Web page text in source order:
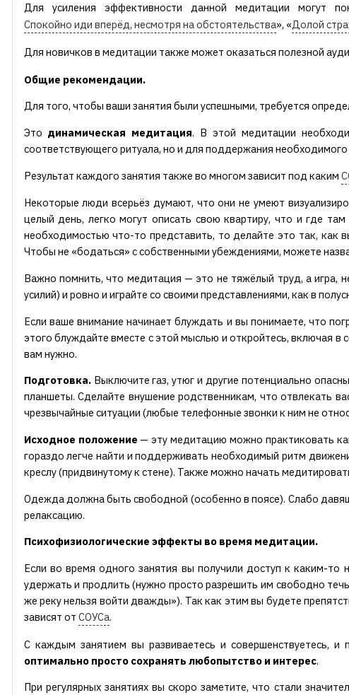
Для усиления эффективности данной медитации могут
Спокойно иди вперёд, несмотря на обстоятельства», «Долой
Для новичков в медитации также может оказаться полезной
Общие рекомендации.
Для того, чтобы ваши занятия были успешными, требуется
Это динамическая медитация. В этой медитации
соответствующего ритуала, но и для поддержания необходимого
Результат каждого занятия также во многом зависит под каким
Некоторые люди всерьёз думают, что они не умеют
целый день, легко могут описать свою квартиру, что и где
необходимостью что-то представить, то делайте это так, как
Чтобы не «бодаться» с собственными убеждениями, можете
Важно помнить, что медитация — это не тяжёлый труд, а игра,
усилий) и ровно и играйте со своими представлениями, как в
Если ваше внимание начинает блуждать и вы понимаете, что
этого блуждайте вместе с этой мыслью и откройтесь, включая в
вам нужно.
Подготовка. Выключите газ, утюг и другие потенциально
планшеты. Сделайте внушение родственникам, что отвлекать
чрезвычайные ситуации (любые телефонные звонки к ним не
Исходное положение — эту медитацию можно практиковать
гораздо легче найти и поддерживать необходимый ритм
креслу (придвинутому к стене). Также можно начать
Одежда должна быть свободной (особенно в поясе). Слабо
релаксацию.
Психофизиологические эффекты во время медитации.
Если во время одного занятия вы получили доступ к каким-
удержать и продлить (нужно просто разрешить им свободно
же реку нельзя войти дважды»). Так как этим вы будете
зависят от СОУСа.
С каждым занятием вы развиваетесь и совершенствуетесь,
оптимально просто сохранять любопытство и интерес.
При регулярных занятиях вы скоро заметите, что стали